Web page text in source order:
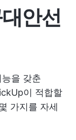
대안선
을 갖춘
이 적합할
가지를 자세